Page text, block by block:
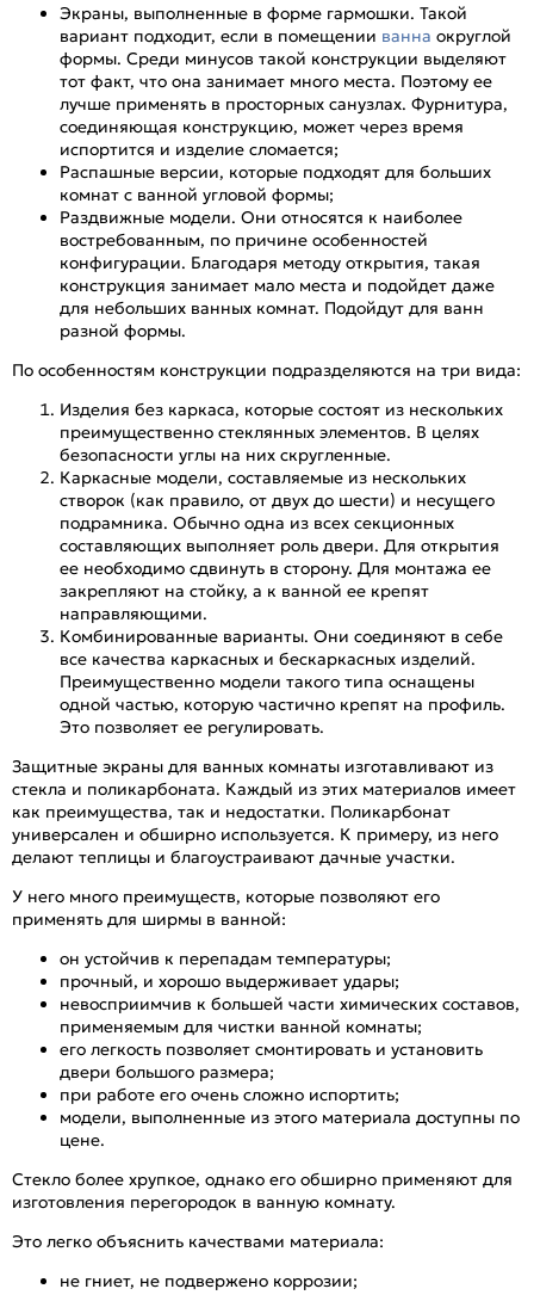
Экраны, выполненные в форме гармошки. Такой
вариант подходит, если в помещении ванна округлой
формы. Среди минусов такой конструкции выделяют
тот факт, что она занимает много места. Поэтому ее
лучше применять в просторных санузлах. Фурнитура,
соединяющая конструкцию, может через время
испортится и изделие сломается;
Распашные версии, которые подходят для больших
комнат с ванной угловой формы;
Раздвижные модели. Они относятся к наиболее
востребованным, по причине особенностей
конфигурации. Благодаря методу открытия, такая
конструкция занимает мало места и подойдет даже
для небольших ванных комнат. Подойдут для ванн
разной формы.
По особенностям конструкции подразделяются на три вида:
Изделия без каркаса, которые состоят из нескольких
преимущественно стеклянных элементов. В целях
безопасности углы на них скругленные.
Каркасные модели, составляемые из нескольких
створок (как правило, от двух до шести) и несущего
подрамника. Обычно одна из всех секционных
составляющих выполняет роль двери. Для открытия
ее необходимо сдвинуть в сторону. Для монтажа ее
закрепляют на стойку, а к ванной ее крепят
направляющими.
Комбинированные варианты. Они соединяют в себе
все качества каркасных и бескаркасных изделий.
Преимущественно модели такого типа оснащены
одной частью, которую частично крепят на профиль.
Это позволяет ее регулировать.
Защитные экраны для ванных комнаты изготавливают из
стекла и поликарбоната. Каждый из этих материалов имеет
как преимущества, так и недостатки. Поликарбонат
универсален и обширно используется. К примеру, из него
делают теплицы и благоустраивают дачные участки.
У него много преимуществ, которые позволяют его
применять для ширмы в ванной:
он устойчив к перепадам температуры;
прочный, и хорошо выдерживает удары;
невосприимчив к большей части химических составов,
применяемым для чистки ванной комнаты;
его легкость позволяет смонтировать и установить
двери большого размера;
при работе его очень сложно испортить;
модели, выполненные из этого материала доступны по
цене.
Стекло более хрупкое, однако его обширно применяют для
изготовления перегородок в ванную комнату.
Это легко объяснить качествами материала:
не гниет, не подвержено коррозии;